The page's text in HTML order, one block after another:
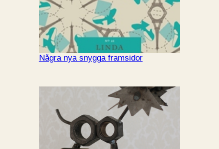
Några nya snygga framsidor